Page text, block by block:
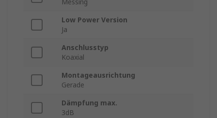
Messing
Low Power Version
Ja
Anschlusstyp
Koaxial
Montageausrichtung
Gerade
Dämpfung max.
3dB